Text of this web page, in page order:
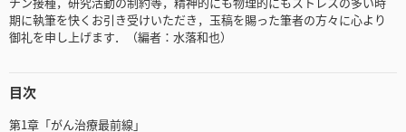
期に執筆を快くお引き受けいただき，玉稿を賜った筆者の方々に心より
御礼を申し上げます．（編者：水落和也）
目次
第1章「がん治療最前線」